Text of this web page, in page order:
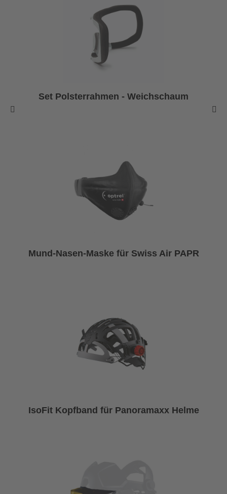
Set Polsterrahmen - Weichschaum
Mund-Nasen-Maske für Swiss Air PAPR
IsoFit Kopfband für Panoramaxx Helme